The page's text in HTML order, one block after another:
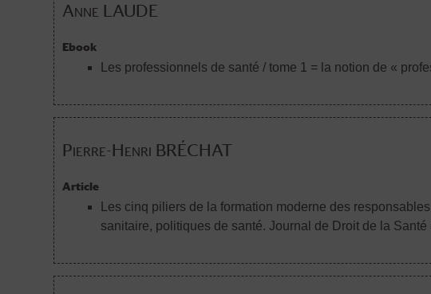
Anne LAUDE
Ebook
Les professionnels de santé / tome 1 = la notion de «
Pierre-Henri BRÉCHAT
Article
Les cinq piliers de la formation moderne des
sanitaire, politiques de santé. Journal de Droit de la